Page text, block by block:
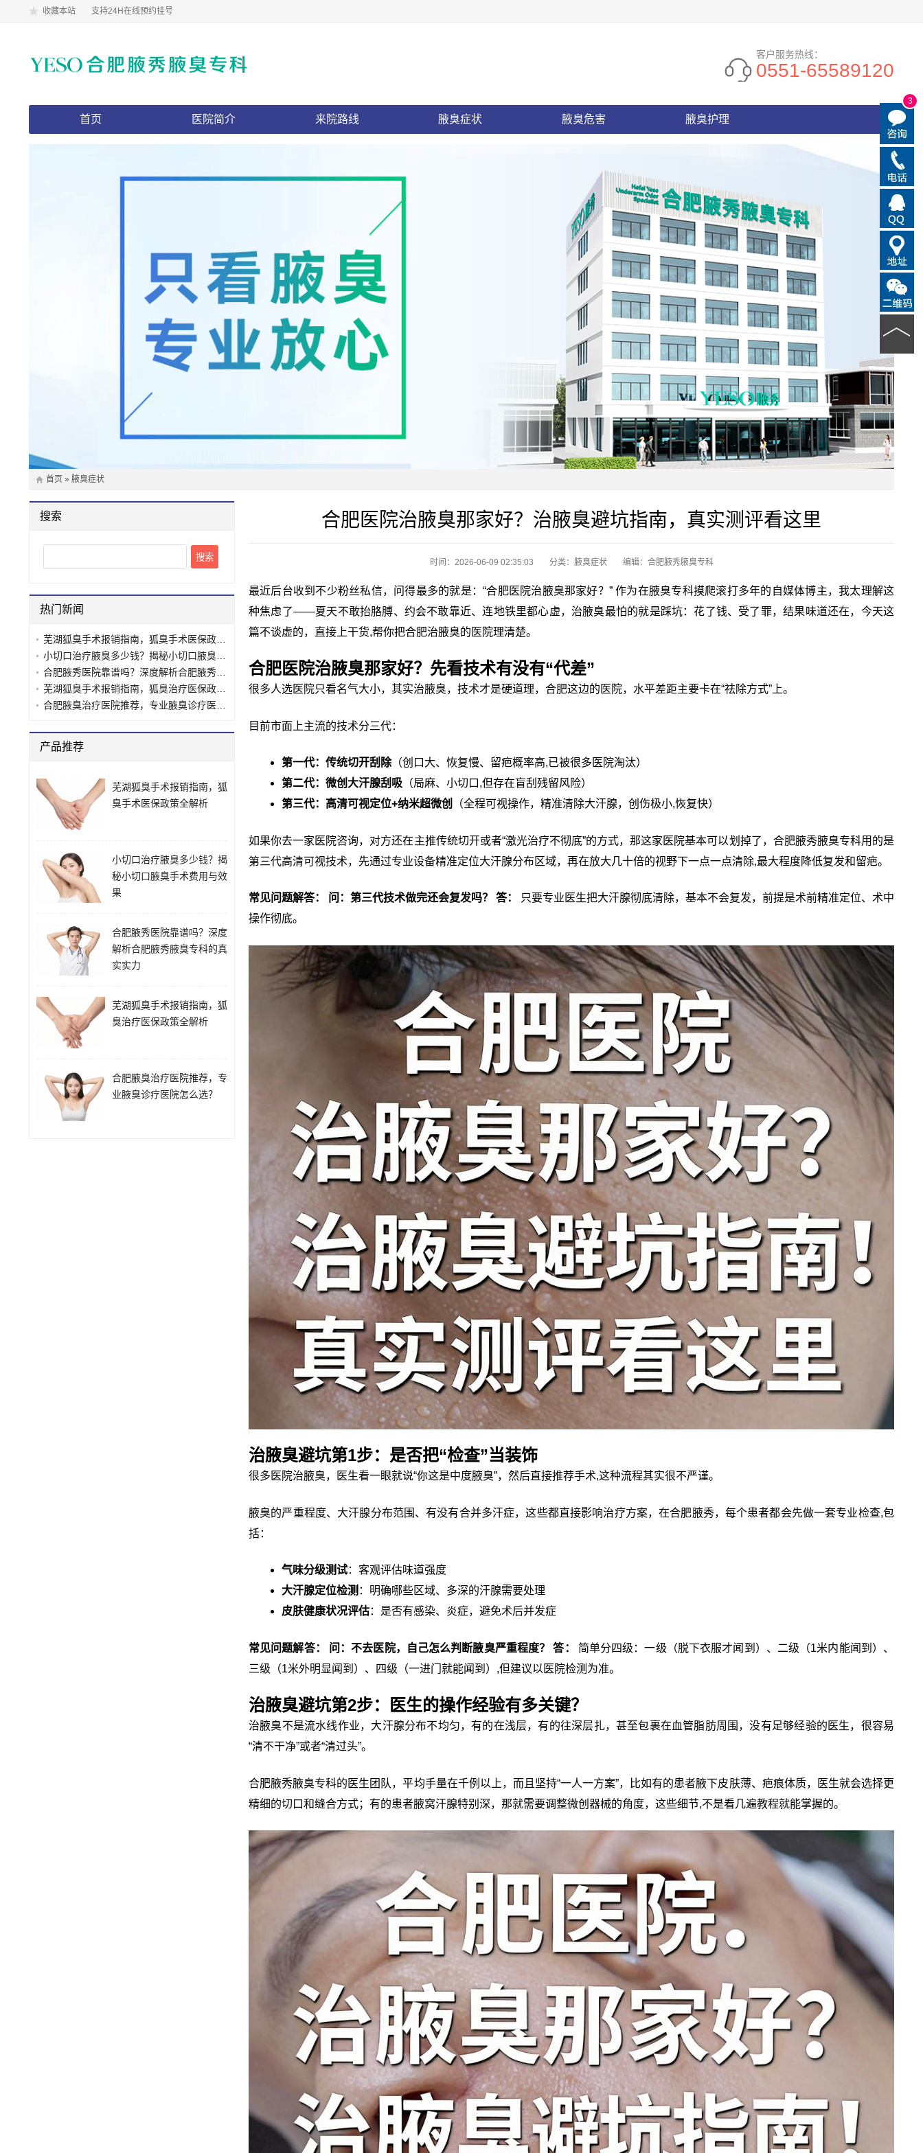
收藏本站 支持24H在线预约挂号
客户服务热线：
0551-65589120
首页 医院简介 来院路线 腋臭症状 腋臭危害 腋臭护理
首页 » 腋臭症状
搜索
热门新闻
产品推荐
芜湖狐臭手术报销指南，狐
臭手术医保政策全解析
小切口治疗腋臭多少钱？揭
秘小切口腋臭手术费用与效
果
合肥腋秀医院靠谱吗？深度
解析合肥腋秀腋臭专科的真
实实力
芜湖狐臭手术报销指南，狐
臭治疗医保政策全解析
合肥腋臭治疗医院推荐，专
业腋臭诊疗医院怎么选？
合肥医院治腋臭那家好？治腋臭避坑指南，真实测评看这里
时间：2026-06-09 02:35:03 分类： 腋臭症状 编辑：合肥腋秀腋臭专科
最近后台收到不少粉丝私信，问得最多的就是：“合肥医院治腋臭那家好？” 作为在腋臭专科摸爬滚打多年的自媒体博主，我太理解这
种焦虑了——夏天不敢抬胳膊、约会不敢靠近、连地铁里都心虚，治腋臭最怕的就是踩坑：花了钱、受了罪，结果味道还在，今天这
篇不谈虚的，直接上干货,帮你把合肥治腋臭的医院理清楚。
合肥医院治腋臭那家好？先看技术有没有“代差”
很多人选医院只看名气大小，其实治腋臭，技术才是硬道理，合肥这边的医院，水平差距主要卡在“祛除方式”上。
目前市面上主流的技术分三代：
第一代：传统切开刮除（创口大、恢复慢、留疤概率高,已被很多医院淘汰）
第二代：微创大汗腺刮吸 （局麻、小切口,但存在盲刮残留风险）
第三代：高清可视定位+纳米超微创
（全程可视操作，精准清除大汗腺，创伤极小,恢复快）
如果你去一家医院咨询，对方还在主推传统切开或者“激光治疗不彻底”的方式，那这家医院基本可以划掉了，合肥腋秀腋臭专科用的是
第三代高清可视技术，先通过专业设备精准定位大汗腺分布区域，再在放大几十倍的视野下一点一点清除,最大程度降低复发和留疤。
常见问题解答： 问：第三代技术做完还会复发吗？ 答：
只要专业医生把大汗腺彻底清除，基本不会复发，前提是术前精准定位、术中
操作彻底。
治腋臭避坑第1步：是否把“检查”当装饰
很多医院治腋臭，医生看一眼就说“你这是中度腋臭”，然后直接推荐手术,这种流程其实很不严谨。
腋臭的严重程度、大汗腺分布范围、有没有合并多汗症，这些都直接影响治疗方案，在合肥腋秀，每个患者都会先做一套专业检查,包
括：
气味分级测试：客观评估味道强度
大汗腺定位检测 ：明确哪些区域、多深的汗腺需要处理
皮肤健康状况评估：是否有感染、炎症，避免术后并发症
常见问题解答： 问：不去医院，自己怎么判断腋臭严重程度？ 答：
简单分四级：一级（脱下衣服才闻到）、二级（1米内能闻到）、
三级（1米外明显闻到）、四级（一进门就能闻到）,但建议以医院检测为准。
治腋臭避坑第2步：医生的操作经验有多关键？
治腋臭不是流水线作业，大汗腺分布不均匀，有的在浅层，有的往深层扎，甚至包裹在血管脂肪周围，没有足够经验的医生，很容易
“清不干净”或者“清过头”。
合肥腋秀腋臭专科的医生团队，平均手量在千例以上，而且坚持“一人一方案”，比如有的患者腋下皮肤薄、疤痕体质，医生就会选择更
精细的切口和缝合方式；有的患者腋窝汗腺特别深，那就需要调整微创器械的角度，这些细节,不是看几遍教程就能掌握的。
3